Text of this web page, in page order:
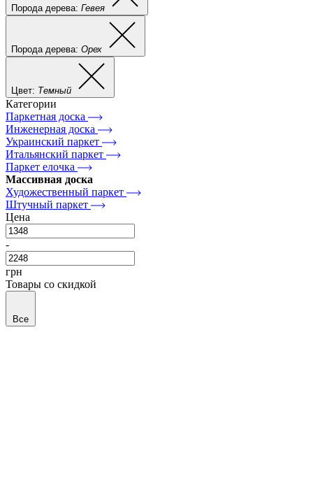
Порода дерева: Гевея
Порода дерева: Орех
Цвет: Темный
Категории
Паркетная доска
Инженерная доска
Украинский паркет
Итальянский паркет
Паркет елочка
Массивная доска
Художественный паркет
Штучный паркет
Цена
-
грн
Товары со скидкой
Все